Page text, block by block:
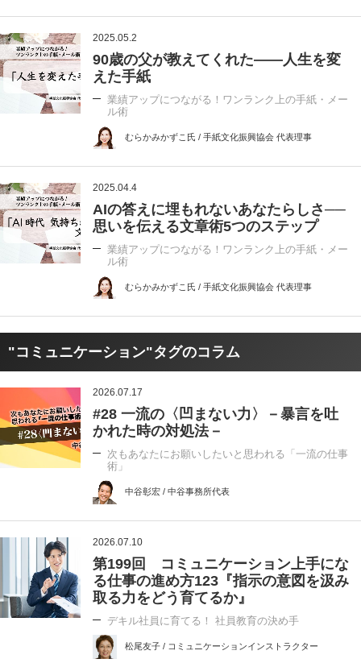
2025.05.2
90歳の父が教えてくれた――人生を変
えた手紙
業績アップにつながる！ワンランク上の手紙・メー
ル術
むらかみかずこ氏 / 手紙文化振興協会 代表理事
2025.04.4
AIの答えに埋もれないあなたらしさ──
思いを伝える文章術5つのステップ
業績アップにつながる！ワンランク上の手紙・メー
ル術
むらかみかずこ氏 / 手紙文化振興協会 代表理事
"コミュニケーション"タグのコラム
2026.07.17
#28 一流の〈凹まない力〉－暴言を吐
かれた時の対処法－
次もあなたにお願いしたいと思われる「一流の仕事
術」
中谷彰宏 / 中谷事務所代表
2026.07.10
第199回 コミュニケーション上手にな
る仕事の進め方123『指示の意図を汲み
取る力をどう育てるか』
デキル社員に育てる！ 社員教育の決め手
松尾友子 / コミュニケーションインストラクター